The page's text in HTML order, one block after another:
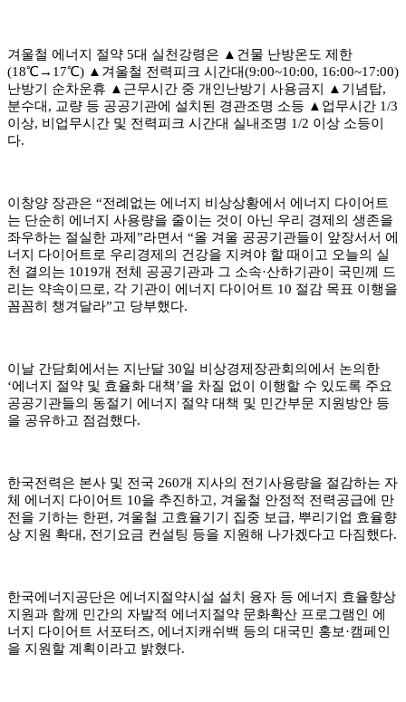
겨울철 에너지 절약 5대 실천강령은 ▲ 건물 난방온도 제한
(18℃→ 17℃) ▲ 겨울철 전력피크 시간대(9:00~10:00, 16:00~17:00)
난방기 순차운휴 ▲ 근무시간 중 개인난방기 사용금지 ▲ 기념탑,
분수대, 교량 등 공공기관에 설치된 경관조명 소등 ▲ 업무시간 1/3
이상, 비업무시간 및 전력피크 시간대 실내조명 1/2 이상 소등이
다.
이창양 장관은 “전례없는 에너지 비상상황에서 에너지 다이어트
는 단순히 에너지 사용량을 줄이는 것이 아닌 우리 경제의 생존을
좌우하는 절실한 과제”라면서 “올 겨울 공공기관들이 앞장서서 에
너지 다이어트로 우리경제의 건강을 지켜야 할 때이고 오늘의 실
천 결의는 1019개 전체 공공기관과 그 소속·산하기관이 국민께 드
리는 약속이므로, 각 기관이 에너지 다이어트 10 절감 목표 이행을
꼼꼼히 챙겨달라”고 당부했다.
이날 간담회에서는 지난달 30일 비상경제장관회의에서 논의한
‘에너지 절약 및 효율화 대책’을 차질 없이 이행할 수 있도록 주요
공공기관들의 동절기 에너지 절약 대책 및 민간부문 지원방안 등
을 공유하고 점검했다.
한국전력은 본사 및 전국 260개 지사의 전기사용량을 절감하는 자
체 에너지 다이어트 10을 추진하고, 겨울철 안정적 전력공급에 만
전을 기하는 한편, 겨울철 고효율기기 집중 보급, 뿌리기업 효율향
상 지원 확대, 전기요금 컨설팅 등을 지원해 나가겠다고 다짐했다.
한국에너지공단은 에너지절약시설 설치 융자 등 에너지 효율향상
지원과 함께 민간의 자발적 에너지절약 문화확산 프로그램인 에
너지 다이어트 서포터즈, 에너지캐쉬백 등의 대국민 홍보·캠페인
을 지원할 계획이라고 밝혔다.